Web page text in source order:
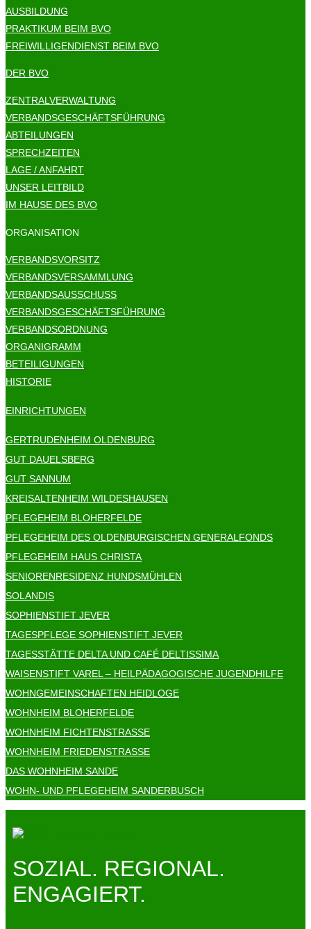
AUSBILDUNG
PRAKTIKUM BEIM BVO
FREIWILLIGENDIENST BEIM BVO
DER BVO
ZENTRALVERWALTUNG
VERBANDSGESCHÄFTSFÜHRUNG
ABTEILUNGEN
SPRECHZEITEN
LAGE / ANFAHRT
UNSER LEITBILD
IM HAUSE DES BVO
ORGANISATION
VERBANDSVORSITZ
VERBANDSVERSAMMLUNG
VERBANDSAUSSCHUSS
VERBANDSGESCHÄFTSFÜHRUNG
VERBANDSORDNUNG
ORGANIGRAMM
BETEILIGUNGEN
HISTORIE
EINRICHTUNGEN
GERTRUDENHEIM OLDENBURG
GUT DAUELSBERG
GUT SANNUM
KREISALTENHEIM WILDESHAUSEN
PFLEGEHEIM BLOHERFELDE
PFLEGEHEIM DES OLDENBURGISCHEN GENERALFONDS
PFLEGEHEIM HAUS CHRISTA
SENIORENRESIDENZ HUNDSMÜHLEN
SOLANDIS
SOPHIENSTIFT JEVER
TAGESPFLEGE SOPHIENSTIFT JEVER
TAGESSTÄTTE DELTA UND CAFÉ DELTISSIMA
WAISENSTIFT VAREL – HEILPÄDAGOGISCHE JUGENDHILFE
WOHNGEMEINSCHAFTEN HEIDLOGE
WOHNHEIM BLOHERFELDE
WOHNHEIM FICHTENSTRASSE
WOHNHEIM FRIEDENSTRASSE
DAS WOHNHEIM SANDE
WOHN- UND PFLEGEHEIM SANDERBUSCH
SOZIAL. REGIONAL.
ENGAGIERT.